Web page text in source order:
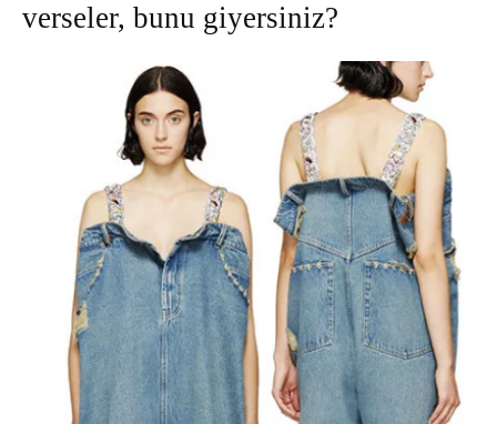
verseler, bunu giyersiniz?